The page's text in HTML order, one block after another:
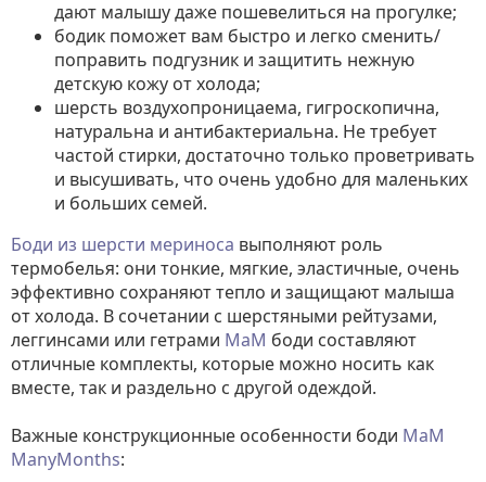
дают малышу даже пошевелиться на прогулке;
бодик поможет вам быстро и легко сменить/
поправить подгузник и защитить нежную
детскую кожу от холода;
шерсть воздухопроницаема, гигроскопична,
натуральна и антибактериальна. Не требует
частой стирки, достаточно только проветривать
и высушивать, что очень удобно для маленьких
и больших семей.
Боди из шерсти мериноса выполняют роль
термобелья: они тонкие, мягкие, эластичные, очень
эффективно сохраняют тепло и защищают малыша
от холода. В сочетании с шерстяными рейтузами,
леггинсами или гетрами МaM боди составляют
отличные комплекты, которые можно носить как
вместе, так и раздельно с другой одеждой.
Важные конструкционные особенности боди МаМ
ManyMonths: